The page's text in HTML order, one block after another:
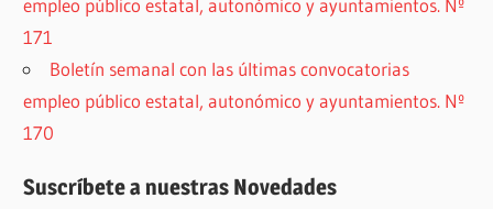
empleo público estatal, autonómico y ayuntamientos. Nº
171
Boletín semanal con las últimas convocatorias
empleo público estatal, autonómico y ayuntamientos. Nº
170
Suscríbete a nuestras Novedades